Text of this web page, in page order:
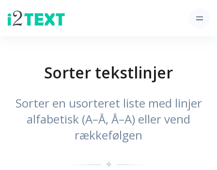
Sorter tekstlinjer
Sorter en usorteret liste med linjer
alfabetisk (A–Å, Å–A) eller vend
rækkefølgen
✧